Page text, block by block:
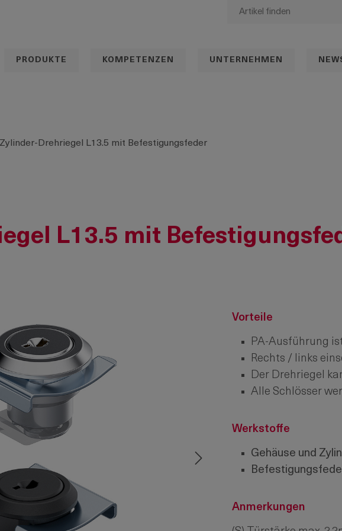
PRODUKTE KOMPETENZEN UNTERNEHMEN
Zylinder-Drehriegel L13.5 mit Befestigungsfeder
L13.5 mit
Vorteile
PA-Ausführung
Rechts / links
Der Drehriegel
Alle Schlösser
Werkstoffe
Gehäuse und
Anmerkungen